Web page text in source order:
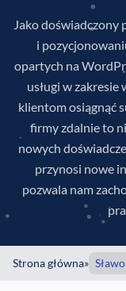
Jako doświadczony
i
opartych na
usługi w zakresie
klientom osiągnąć
firmy zdalnie to
nowych
przynosi nowe
pozwala nam
Strona główna»